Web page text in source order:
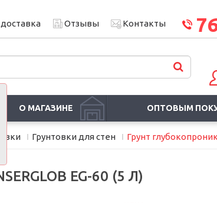
Отзывы Контакты
О МАГАЗИНЕ ОПТОВЫМ
Грунтовки для стен Грунт
EG-60 (5 Л)